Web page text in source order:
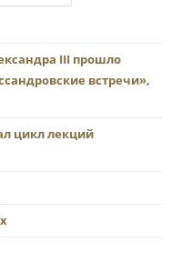
III прошло
встречи»,
цикл лекций